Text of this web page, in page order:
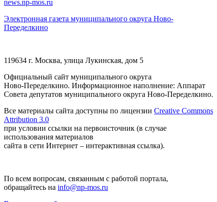
news.np-mos.ru
Электронная газета муниципального округа Ново-
Переделкино
119634 г. Москва, улица Лукинская, дом 5
Официальный сайт муниципального округа
Ново-Переделкино. Информационное наполнение: Аппарат
Совета депутатов муниципального округа Ново-Переделкино.
Все материалы сайта доступны по лицензии Creative Commons
Attribution 3.0
при условии ссылки на первоисточник (в случае
использования материалов
сайта в сети Интернет – интерактивная ссылка).
По всем вопросам, связанным с работой портала,
обращайтесь на info@np-mos.ru